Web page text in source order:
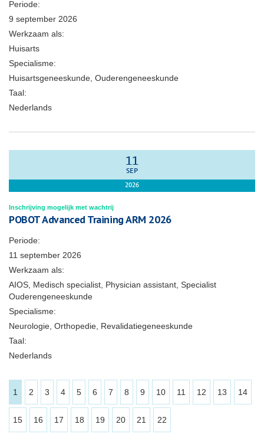
Periode:
9 september 2026
Werkzaam als:
Huisarts
Specialisme:
Huisartsgeneeskunde, Ouderengeneeskunde
Taal:
Nederlands
11
SEP
2026
Inschrijving mogelijk met wachtrij
POBOT Advanced Training ARM 2026
Periode:
11 september 2026
Werkzaam als:
AIOS, Medisch specialist, Physician assistant, Specialist
Ouderengeneeskunde
Specialisme:
Neurologie, Orthopedie, Revalidatiegeneeskunde
Taal:
Nederlands
1 2 3 4 5 6 7 8 9 10 11 12 13 14
15 16 17 18 19 20 21 22